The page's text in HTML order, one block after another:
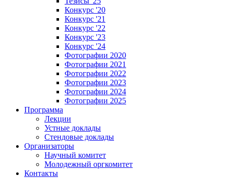
Конкурс '20
Конкурс '21
Конкурс '22
Конкурс '23
Конкурс '24
Фотографии 2020
Фотографии 2021
Фотографии 2022
Фотографии 2023
Фотографии 2024
Фотографии 2025
Программа
Лекции
Устные доклады
Стендовые доклады
Организаторы
Научный комитет
Молодежный оргкомитет
Контакты